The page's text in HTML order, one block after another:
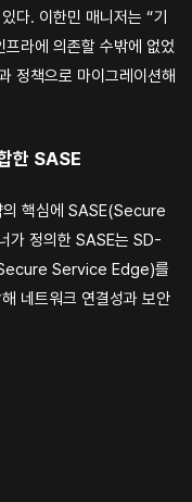
다. 이한민 매니저는 “기
라에 의존할 수밖에 없었
정책으로 마이그레이션해
한 SASE
의 핵심에 SASE(Secure
정의한 SASE는 SD-
Service Edge)를
네트워크 연결성과 보안